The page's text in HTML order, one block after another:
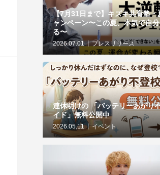
【7月31日まで】キズキ共育塾・
ャンペーン〜この夏、本気で自
る〜
2026.07.01 プレスリリース
連休明けの 「バッテリーあがり
イド」無料公開中
2026.05.11 イベント